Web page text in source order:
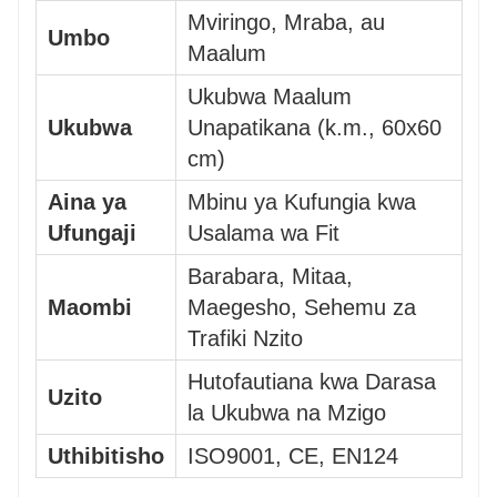
Umbo
Mviringo, Mraba, au
Maalum
Ukubwa
Ukubwa Maalum
Unapatikana (k.m., 60x60
cm)
Aina ya
Ufungaji
Mbinu ya Kufungia kwa
Usalama wa Fit
Maombi
Barabara, Mitaa,
Maegesho, Sehemu za
Trafiki Nzito
Uzito
Hutofautiana kwa Darasa
la Ukubwa na Mzigo
Uthibitisho
ISO9001, CE, EN124